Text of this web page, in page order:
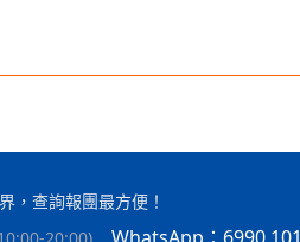
，查詢報團最方便！